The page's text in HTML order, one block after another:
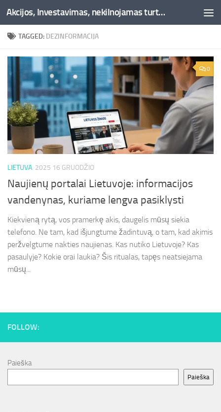
Skip to content Akcijos, Investavimas, nekilnojamas turtas, kriptovaliutos - Besociai.lt
TAGGED: DEZINFORMACIJA
0
LIETUVA 2025 16 GRUODŽIO
Naujienų portalai Lietuvoje: informacijos
vandenynas, kuriame lengva pasiklysti
Kiekvieną rytą, vos pramerkę akis, daugelis mūsų siekia
telefono. Ne tam, kad išjungtume žadintuvą, o tam, kad akimis
peržvelgtume nakties naujienas. Kas nutiko Lietuvoje? Kas
pasaulyje? Kokie orai laukia? Šis ritualas, tapęs neatsiejama
mūsų...
FOLLOW:
Paieška
Paieška